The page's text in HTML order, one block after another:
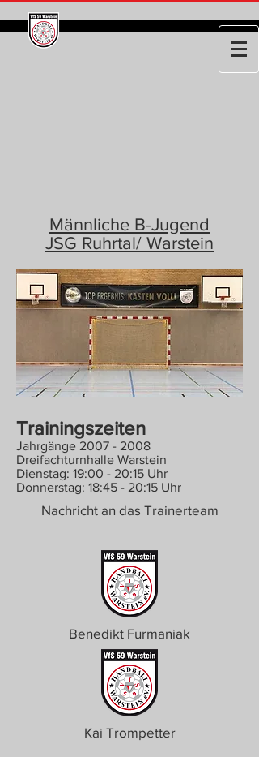
Männliche B-Jugend
JSG Ruhrtal/ Warstein
Trainingszeiten
Jahrgänge 2007 - 2008
Dreifachturnhalle Warstein
Dienstag: 19:00 - 20:15 Uhr
Donnerstag: 18:45 - 20:15 Uhr
Nachricht an das Trainerteam
Benedikt Furmaniak
Kai Trompetter